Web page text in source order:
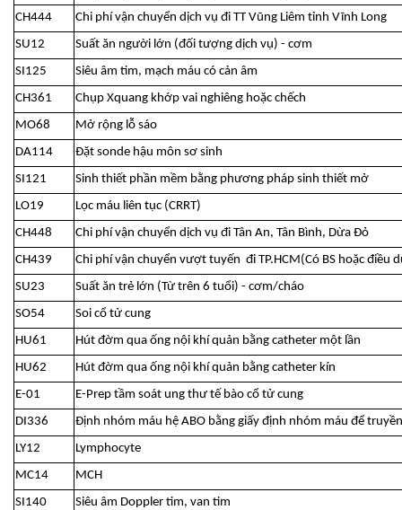
CH444
Chi phí vận chuyển dịch vụ đi TT Vũng Liêm tỉnh Vĩnh Long
SU12
Suất ăn người lớn (đối tượng dịch vụ) - cơm
SI125
Siêu âm tim, mạch máu có cản âm
CH361
Chụp Xquang khớp vai nghiêng hoặc chếch
MO68
Mở rộng lỗ sáo
DA114
Đặt sonde hậu môn sơ sinh
SI121
Sinh thiết phần mềm bằng phương pháp sinh thiết mở
LO19
Lọc máu liên tục (CRRT)
CH448
Chi phí vận chuyển dịch vụ đi Tân An, Tân Bình, Dừa Đỏ
CH439
Chi phí vận chuyển vượt tuyến đi TP.HCM(Có BS hoặc điều
SU23
Suất ăn trẻ lớn (Từ trên 6 tuổi) - cơm/cháo
SO54
Soi cổ tử cung
HU61
Hút đờm qua ống nội khí quản bằng catheter một lần
HU62
Hút đờm qua ống nội khí quản bằng catheter kín
E-01
E-Prep tầm soát ung thư tế bào cổ tử cung
DI336
Định nhóm máu hệ ABO bằng giấy định nhóm máu để
LY12
Lymphocyte
MC14
MCH
SI140
Siêu âm Doppler tim, van tim